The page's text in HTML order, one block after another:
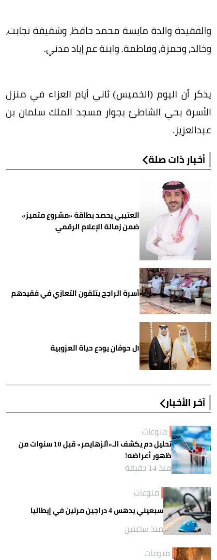
والفقيدة والدة مايسة محمد حافظ، وشقيقة نجابت،
وخالد، وحمزة، وفاطمة. وابنة عم إياد مدني.
يذكر أن اليوم (الخميس) ثاني أيام العزاء في منزل
الأسرة بحي الشاطئ بجوار مسجد الملك سلمان بن
عبدالعزيز.
أخبار ذات صلة
العتيبي يحصد بطاقة «مشروع متميز»
ضمن زمالة الإعلام الرقمي
أسرة الراجح يتلقون التعازي في فقيدهم
آل حوفان يودع حياة العزوبية
آخر الأخبار
منوعات
تحليل دم يكشف الـ«ألزهايمر» قبل 10 سنوات من
ظهور أعراضه!
منذ 14 دقيقة
منوعات
سبعيني يدهس 4 دراجين مرتين في إيطاليا
منذ ساعتين
منوعات